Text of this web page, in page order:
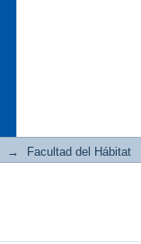
→ Facultad del Hábitat